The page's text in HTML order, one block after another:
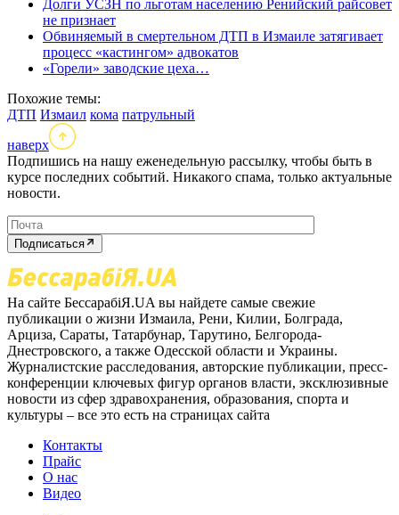
Долги УСЗН по льготам населению Ренийский райсовет
не признает
Обвиняемый в смертельном ДТП в Измаиле затягивает
процесс «кастингом» адвокатов
«Горели» заводские цеха…
Похожие темы:
ДТП Измаил кома патрульный
наверх
Подпишись на нашу еженедельную рассылку, чтобы быть в
курсе последних событий. Никакого спама, только актуальные
новости.
Подписаться
На сайте БессарабіЯ.UA вы найдете самые свежие
публикации о жизни Измаила, Рени, Килии, Болграда,
Арциза, Сараты, Татарбунар, Тарутино, Белгорода-
Днестровского, а также Одесской области и Украины.
Журналистские расследования, авторские публикации, пресс-
конференции ключевых фигур органов власти, эксклюзивные
новости из сфер здравохранения, образования, спорта и
культуры – все это есть на страницах сайта
Контакты
Прайс
О нас
Видео